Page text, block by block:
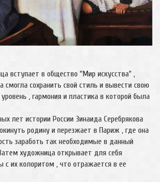
вступает в общество "Мир искусства" ,
смогла сохранить свой стиль и вывести свою
, гармония и пластика в которой была
лет истории России Зинаида Серебрякова
родину и перезжает в Париж , где она
заработь так необходимые в данный
художница открывает для себя
с их колоритом , что отражается в ее